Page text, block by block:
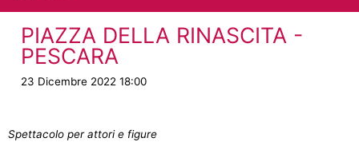
PIAZZA DELLA RINASCITA -
PESCARA
23 Dicembre 2022 18:00
Spettacolo per attori e figure